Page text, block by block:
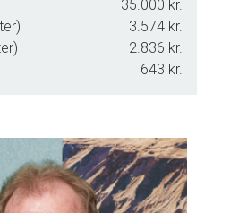
35.000 kr.
3.574 kr.
2.836 kr.
643 kr.